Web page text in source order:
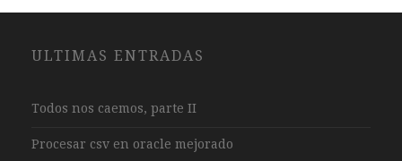
ULTIMAS ENTRADAS
Todos nos caemos, parte II
Procesar csv en oracle mejorado